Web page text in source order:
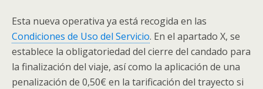
Esta nueva operativa ya está recogida en las
Condiciones de Uso del Servicio. En el apartado X, se
establece la obligatoriedad del cierre del candado para
la finalización del viaje, así como la aplicación de una
penalización de 0,50€ en la tarificación del trayecto si